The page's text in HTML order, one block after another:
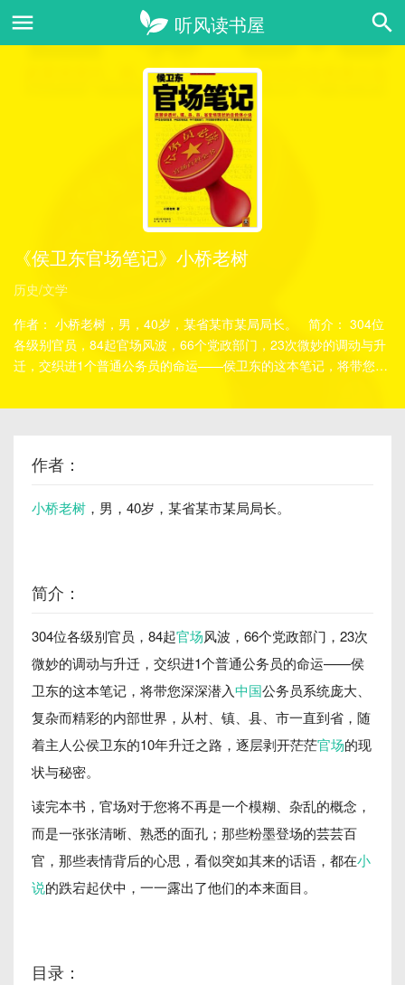
《侯卫东官场笔记》小桥老树
历史/文学
作者： 小桥老树，男，40岁，某省某市某局局长。 简介： 304位
各级别官员，84起官场风波，66个党政部门，23次微妙的调动与升
迁，交织进1个普通公务员的命运——侯卫东的这本笔记，将带您深
作者：
小桥老树 ，男，40岁，某省某市某局局长。
简介：
304位各级别官员，84起官场风波，66个党政部门，23次
微妙的调动与升迁，交织进1个普通公务员的命运——侯
卫东的这本笔记，将带您深深潜入中国公务员系统庞大、
复杂而精彩的内部世界，从村、镇、县、市一直到省，随
着主人公侯卫东的10年升迁之路，逐层剥开茫茫官场的现
状与秘密。
读完本书，官场对于您将不再是一个模糊、杂乱的概念，
而是一张张清晰、熟悉的面孔；那些粉墨登场的芸芸百
官，那些表情背后的心思，看似突如其来的话语，都在小
说的跌宕起伏中，一一露出了他们的本来面目。
目录：